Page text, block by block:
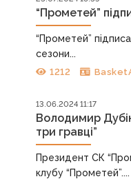
“Прометей”
“Прометей”
сезони...
1212
13.06.2024 11:17
Володимир
три гравці”
Президент СК
клубу “Прометей”....